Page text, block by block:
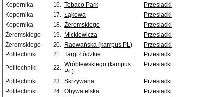
Kopernika
16. Tobaco Park
Przesiadki
Kopernika
17. Łąkowa
Przesiadki
Kopernika
18. Żeromskiego
Przesiadki
Żeromskiego
19. Mickiewicza
Przesiadki
Żeromskiego
20. Radwańska (kampus PŁ)
Przesiadki
Politechniki
21. Targi Łódzkie
Przesiadki
Politechniki
22. Wróblewskiego (kampus
PŁ)
Przesiadki
Politechniki 23. Skrzywana
Przesiadki
Politechniki
24. Obywatelska
Przesiadki